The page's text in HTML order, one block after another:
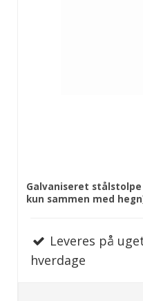
Galvaniseret
kun sammen med
Leveres på
hverdage